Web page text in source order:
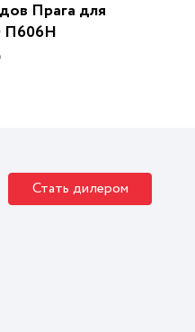
Прага для
П606Н
Стать дилером